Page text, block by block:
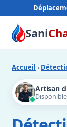
Sani
Accueil ›
Artisan